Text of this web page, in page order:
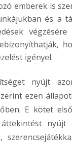
emberek is
és a
igényel.
nyújt
ezen
E kötet
nyújt